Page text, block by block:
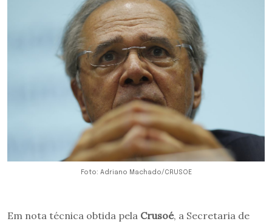
Foto: Adriano Machado/CRUSOE
Em nota técnica obtida pela Crusoé, a Secretaria de